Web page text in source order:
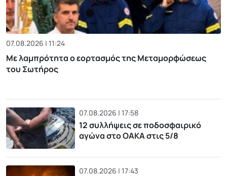
07.08.2026 | 11:24
Με λαμπρότητα ο εορτασμός της Μεταμορφώσεως
του Σωτήρος
07.08.2026 | 17:58
12 συλλήψεις σε ποδοσφαιρικό
αγώνα στο ΟΑΚΑ στις 5/8
07.08.2026 | 17:43